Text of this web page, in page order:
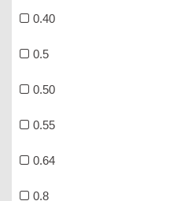
0.40
0.5
0.50
0.55
0.64
0.8